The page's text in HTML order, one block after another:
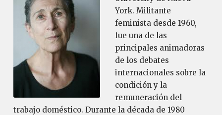
York. Militante
feminista desde 1960,
fue una de las
principales animadoras
de los debates
internacionales sobre la
condición y la
remuneración del
trabajo doméstico. Durante la década de 1980